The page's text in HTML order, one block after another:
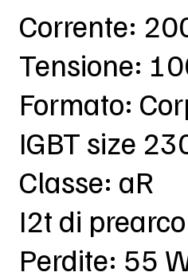
Corrente:
Tensione:
Formato:
IGBT size
Classe: aR
I2t di
Perdite: 55